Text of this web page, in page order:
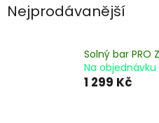
Nejprodávanější
Solný bar PRO
Na
1 299 Kč